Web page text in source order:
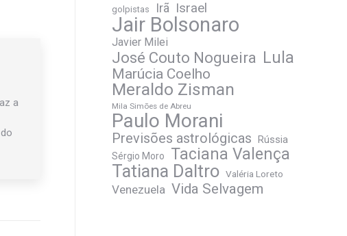
a
golpistas Irã Israel
Jair Bolsonaro
Javier Milei
José Couto Nogueira Lula
Marúcia Coelho
Meraldo Zisman
Mila Simões de Abreu
Paulo Morani
Previsões astrológicas Rússia
Sérgio Moro Taciana Valença
Tatiana Daltro Valéria Loreto
Venezuela Vida Selvagem